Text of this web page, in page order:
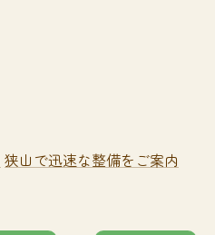
狭山で迅速な整備をご案内